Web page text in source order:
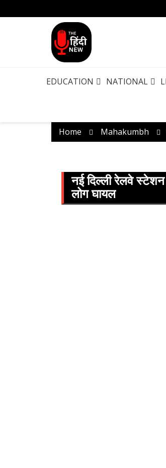
EDUCATION NATIONAL
Home Mahakumbh
नई दिल्ली रेलवे
लोग घायल